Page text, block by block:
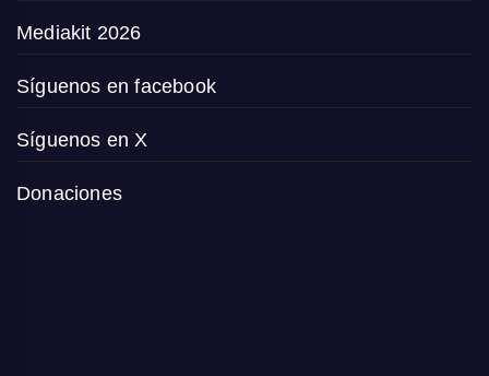
Mediakit 2026
Síguenos en facebook
Síguenos en X
Donaciones